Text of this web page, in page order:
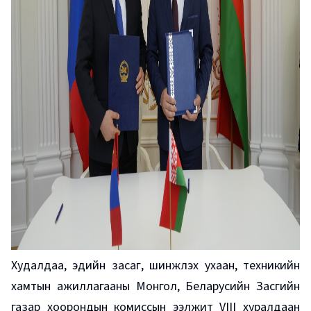
Худалдаа, эдийн засаг, шинжлэх ухаан, техникийн
хамтын ажиллагааны Монгол, Беларусийн Засгийн
газар хоорондын комиссын ээлжит VIII хуралдаан